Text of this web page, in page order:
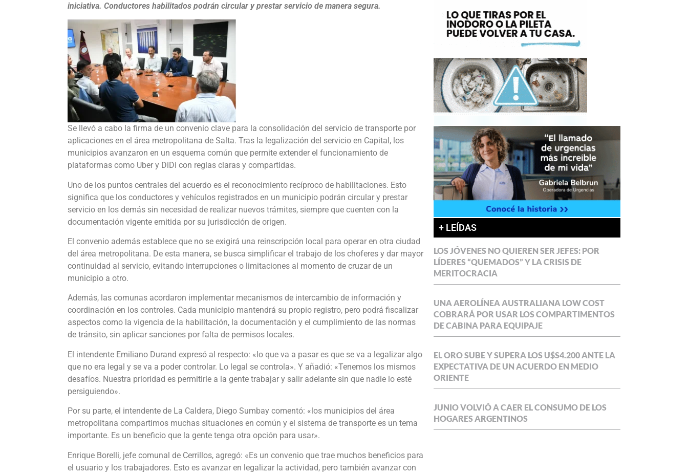
iniciativa. Conductores habilitados podrán circular y prestar servicio de manera segura.
Se llevó a cabo la firma de un convenio clave para la consolidación del servicio de transporte por
aplicaciones en el área metropolitana de Salta. Tras la legalización del servicio en Capital, los
municipios avanzaron en un esquema común que permite extender el funcionamiento de
plataformas como Uber y DiDi con reglas claras y compartidas.
Uno de los puntos centrales del acuerdo es el reconocimiento recíproco de habilitaciones. Esto
significa que los conductores y vehículos registrados en un municipio podrán circular y prestar
servicio en los demás sin necesidad de realizar nuevos trámites, siempre que cuenten con la
documentación vigente emitida por su jurisdicción de origen.
El convenio además establece que no se exigirá una reinscripción local para operar en otra ciudad
del área metropolitana. De esta manera, se busca simplificar el trabajo de los choferes y dar mayor
continuidad al servicio, evitando interrupciones o limitaciones al momento de cruzar de un
municipio a otro.
Además, las comunas acordaron implementar mecanismos de intercambio de información y
coordinación en los controles. Cada municipio mantendrá su propio registro, pero podrá fiscalizar
aspectos como la vigencia de la habilitación, la documentación y el cumplimiento de las normas
de tránsito, sin aplicar sanciones por falta de permisos locales.
El intendente Emiliano Durand expresó al respecto: «lo que va a pasar es que se va a legalizar algo
que no era legal y se va a poder controlar. Lo legal se controla». Y añadió: «Tenemos los mismos
desafíos. Nuestra prioridad es permitirle a la gente trabajar y salir adelante sin que nadie lo esté
persiguiendo».
Por su parte, el intendente de La Caldera, Diego Sumbay comentó: «los municipios del área
metropolitana compartimos muchas situaciones en común y el sistema de transporte es un tema
importante. Es un beneficio que la gente tenga otra opción para usar».
Enrique Borelli, jefe comunal de Cerrillos, agregó: «Es un convenio que trae muchos beneficios para
el usuario y los trabajadores. Esto es avanzar en legalizar la actividad, pero también avanzar con
+ LEÍDAS
LOS JÓVENES NO QUIEREN SER JEFES: POR
LÍDERES “QUEMADOS” Y LA CRISIS DE
MERITOCRACIA
UNA AEROLÍNEA AUSTRALIANA LOW COST
COBRARÁ POR USAR LOS COMPARTIMENTOS
DE CABINA PARA EQUIPAJE
EL ORO SUBE Y SUPERA LOS U$S4.200 ANTE LA
EXPECTATIVA DE UN ACUERDO EN MEDIO
ORIENTE
JUNIO VOLVIÓ A CAER EL CONSUMO DE LOS
HOGARES ARGENTINOS